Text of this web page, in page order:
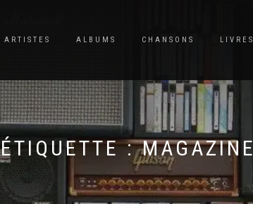
ARTISTES ALBUMS CHANSONS LIVRES
ÉTIQUETTE :MAGAZINE